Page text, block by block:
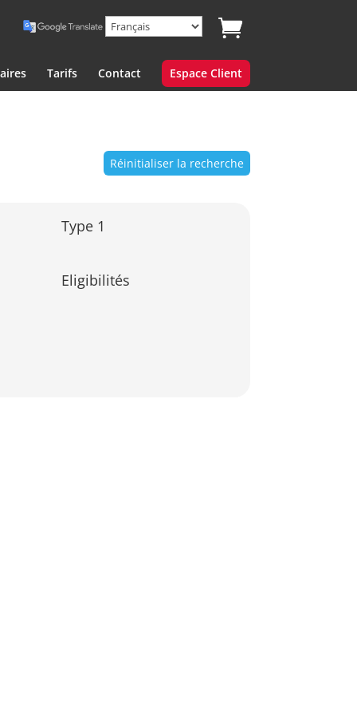
Tarifs Contact Espace Client
Réinitialiser la recherche
Type 1
Eligibilités